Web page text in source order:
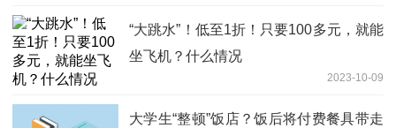
“大跳水”！低至1折！只要100多元，就能
坐飞机？什么情况
2023-10-09
大学生“整顿”饭店？饭后将付费餐具带走